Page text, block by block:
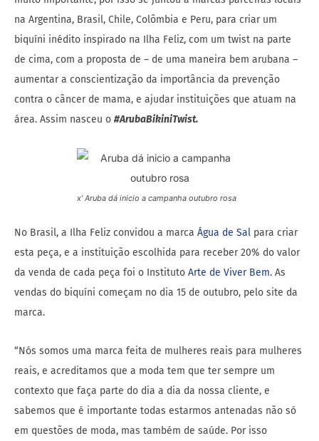
na Argentina, Brasil, Chile, Colômbia e Peru, para criar um
biquíni inédito inspirado na Ilha Feliz, com um twist na parte
de cima, com a proposta de – de uma maneira bem arubana –
aumentar a conscientização da importância da prevenção
contra o câncer de mama, e ajudar instituições que atuam na
área. Assim nasceu o #ArubaBikiniTwist.
x’ Aruba dá inicio a campanha outubro rosa
No Brasil, a Ilha Feliz convidou a marca Água de Sal para criar
esta peça, e a instituição escolhida para receber 20% do valor
da venda de cada peça foi o Instituto Arte de Viver Bem. As
vendas do biquíni começam no dia 15 de outubro, pelo site da
marca.
“Nós somos uma marca feita de mulheres reais para mulheres
reais, e acreditamos que a moda tem que ter sempre um
contexto que faça parte do dia a dia da nossa cliente, e
sabemos que é importante todas estarmos antenadas não só
em questões de moda, mas também de saúde. Por isso